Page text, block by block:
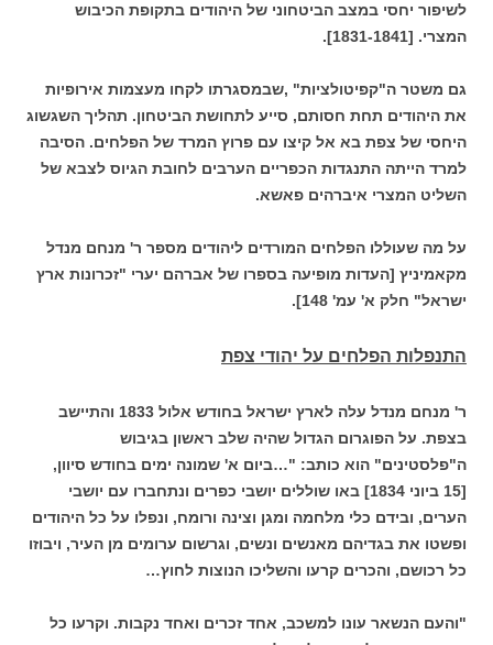
לשיפור יחסי במצב הביטחוני של היהודים בתקופת הכיבוש
המצרי. [1831-1841].
גם משטר ה"קפיטולציות" ,שבמסגרתו לקחו מעצמות אירופיות
את היהודים תחת חסותם, סייע לתחושת הביטחון. תהליך השגשוג
היחסי של צפת בא אל קיצו עם פרוץ המרד של הפלחים. הסיבה
למרד הייתה התנגדות הכפריים הערבים לחובת הגיוס לצבא של
השליט המצרי איברהים פאשא.
על מה שעוללו הפלחים המורדים ליהודים מספר ר' מנחם מנדל
מקאמיניץ [העדות מופיעה בספרו של אברהם יערי "זכרונות ארץ
ישראל" חלק א' עמ' 148].
התנפלות הפלחים על יהודי צפת
ר' מנחם מנדל עלה לארץ ישראל בחודש אלול 1833 והתיישב
בצפת. על הפוגרום הגדול שהיה שלב ראשון בגיבוש
ה"פלסטינים" הוא כותב: "…ביום א' שמונה ימים בחודש סיוון,
[15 ביוני 1834] באו שוללים יושבי כפרים ונתחברו עם יושבי
הערים, ובידם כלי מלחמה ומגן וצינה ורומח, ונפלו על כל היהודים
ופשטו את בגדיהם מאנשים ונשים, וגרשום ערומים מן העיר, ויבוזו
כל רכושם, והכרים קרעו והשליכו הנוצות לחוץ…
"והעם הנשאר עונו למשכב, אחד זכרים ואחד נקבות. וקרעו כל